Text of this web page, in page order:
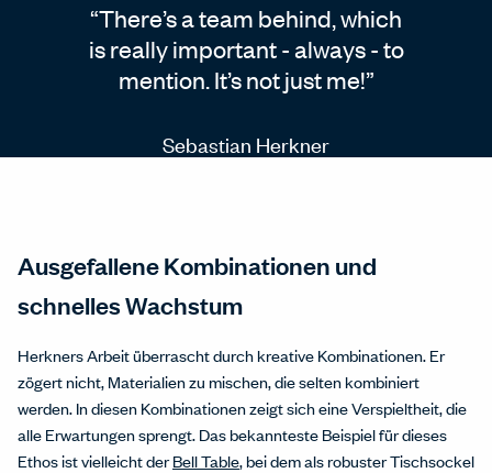
There’s a team behind, which
is really important - always - to
mention. It’s not just me!
Sebastian Herkner
Ausgefallene Kombinationen und
schnelles Wachstum
Herkners Arbeit überrascht durch kreative Kombinationen. Er
zögert nicht, Materialien zu mischen, die selten kombiniert
werden. In diesen Kombinationen zeigt sich eine Verspieltheit, die
alle Erwartungen sprengt. Das bekannteste Beispiel für dieses
Ethos ist vielleicht derBell Table, bei dem als robuster Tischsockel